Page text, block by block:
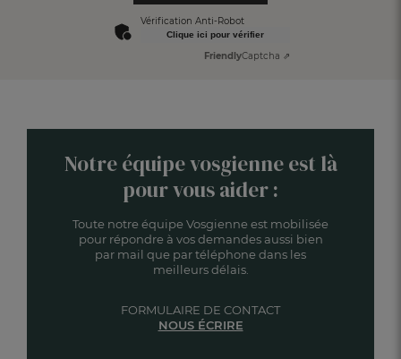
Vérification Anti-Robot
Clique ici pour vérifier
FriendlyCaptcha ⇗
Notre équipe vosgienne est là
pour vous aider :
Toute notre équipe Vosgienne est mobilisée
pour répondre à vos demandes aussi bien
par mail que par téléphone dans les
meilleurs délais.
FORMULAIRE DE CONTACT
NOUS ÉCRIRE